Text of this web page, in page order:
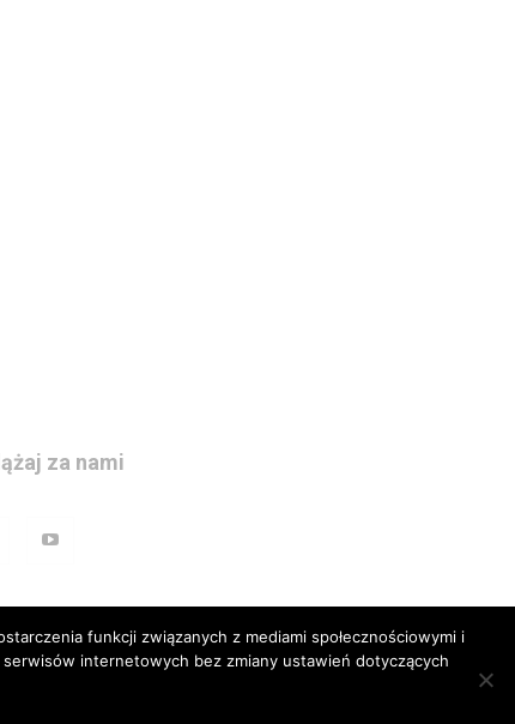
za nami
funkcji związanych z mediami społecznościowymi i
internetowych bez zmiany ustawień dotyczących